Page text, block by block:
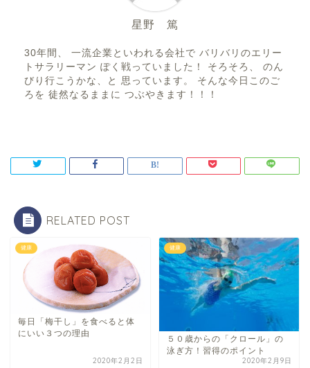
星野 篤
30年間、 一流企業といわれる会社で バリバリのエリー
トサラリーマン ぽく戦っていました！ そろそろ、 のん
びり行こうかな、と 思っています。 そんな今日このご
ろを 徒然なるままに つぶやきます！！！
RELATED POST
健康
毎日「梅干し」を食べると体
にいい３つの理由
2020年2月2日
健康
５０歳からの「クロール」の
泳ぎ方！習得のポイント
2020年2月9日